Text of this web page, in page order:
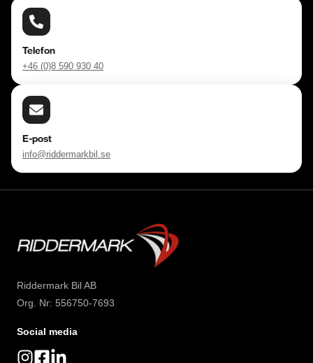
Välkomna!
Telefon
+46 (0)8 590 930 40
E-post
info@riddermarkbil.se
Riddermark Bil AB
Org. Nr: 556750-7693
Social media